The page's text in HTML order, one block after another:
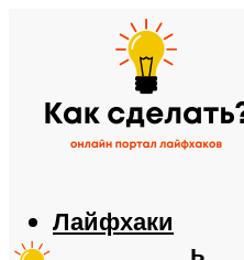
Лайфхаки
Автомобиль